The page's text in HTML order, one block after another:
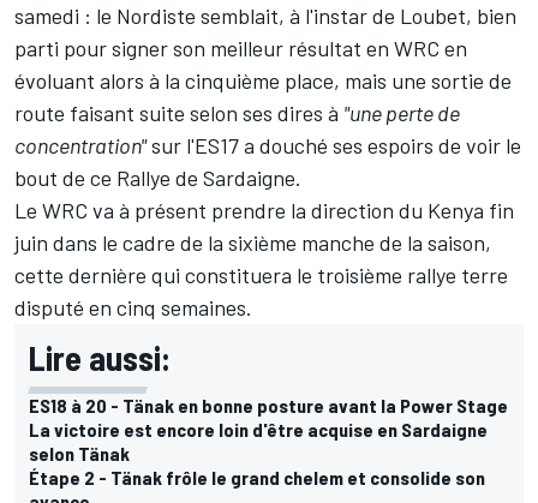
samedi : le Nordiste semblait, à l'instar de Loubet, bien
parti pour signer son meilleur résultat en WRC en
évoluant alors à la cinquième place, mais une sortie de
route faisant suite selon ses dires à "une perte de
concentration"sur l'ES17 a douché ses espoirs de voir le
bout de ce Rallye de Sardaigne.
Le WRC va à présent prendre la direction du Kenya fin
juin dans le cadre de la sixième manche de la saison,
cette dernière qui constituera le troisième rallye terre
disputé en cinq semaines.
Lire aussi:
ES18 à 20 - Tänak en bonne posture avant la Power Stage
La victoire est encore loin d'être acquise en Sardaigne
selon Tänak
Étape 2 - Tänak frôle le grand chelem et consolide son